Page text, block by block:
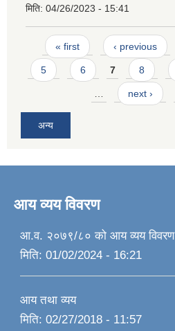
मिति: 04/26/2023 - 15:41
Pages
« first ‹ previous
5 6 7 8
next ›
अन्य
आय व्यय विवरण
आ.व. २०७९/८० को आय व्यय विवरण
मिति: 01/02/2024 - 16:21
आय तथा व्यय
मिति: 02/27/2018 - 11:57